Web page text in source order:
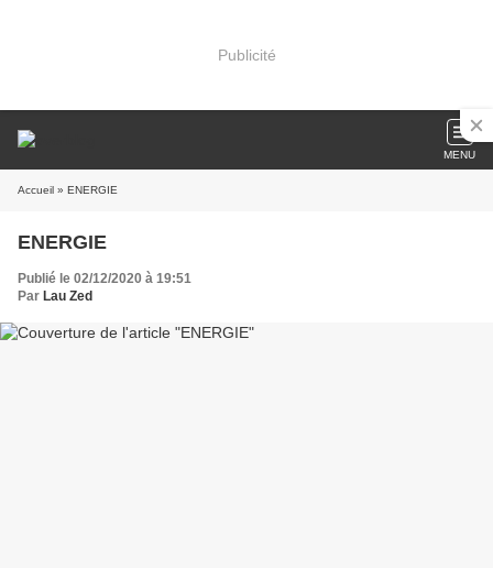
Publicité
MENU
Accueil » ENERGIE
ENERGIE
Publié le 02/12/2020 à 19:51
Par Lau Zed